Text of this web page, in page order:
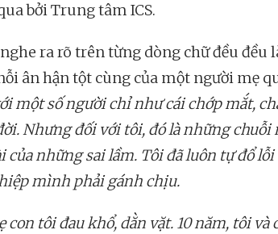
bởi Trung tâm ICS.
ra rõ trên từng dòng chữ đều đều
ân hận tột cùng của một người mẹ
một số người chỉ như cái chớp mắt,
Nhưng đối với tôi, đó là những chuỗi
của những sai lầm. Tôi đã luôn tự đổ
mình phải gánh chịu.
con tôi đau khổ, dằn vặt. 10 năm, tôi và